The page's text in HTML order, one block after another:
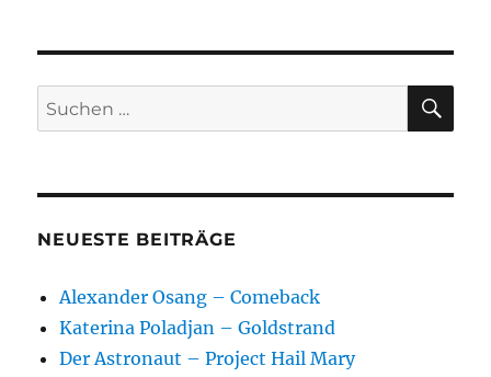
Suchen
nach:
NEUESTE BEITRÄGE
Alexander Osang – Comeback
Katerina Poladjan – Goldstrand
Der Astronaut – Project Hail Mary